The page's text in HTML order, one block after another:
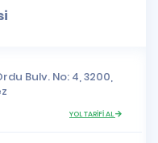
Bulv. No: 4, 3200,
YOL TARİFİ AL